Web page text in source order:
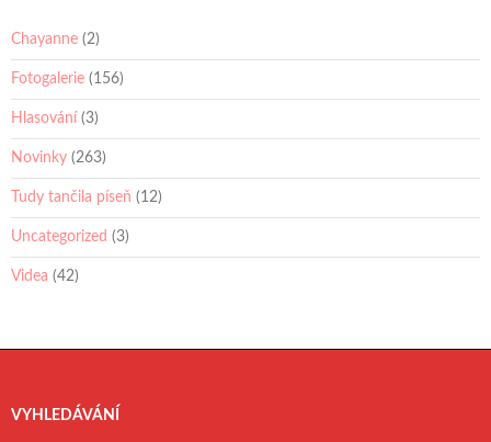
Chayanne (2)
Fotogalerie (156)
Hlasování (3)
Novinky (263)
Tudy tančila píseň (12)
Uncategorized (3)
Videa (42)
VYHLEDÁVÁNÍ